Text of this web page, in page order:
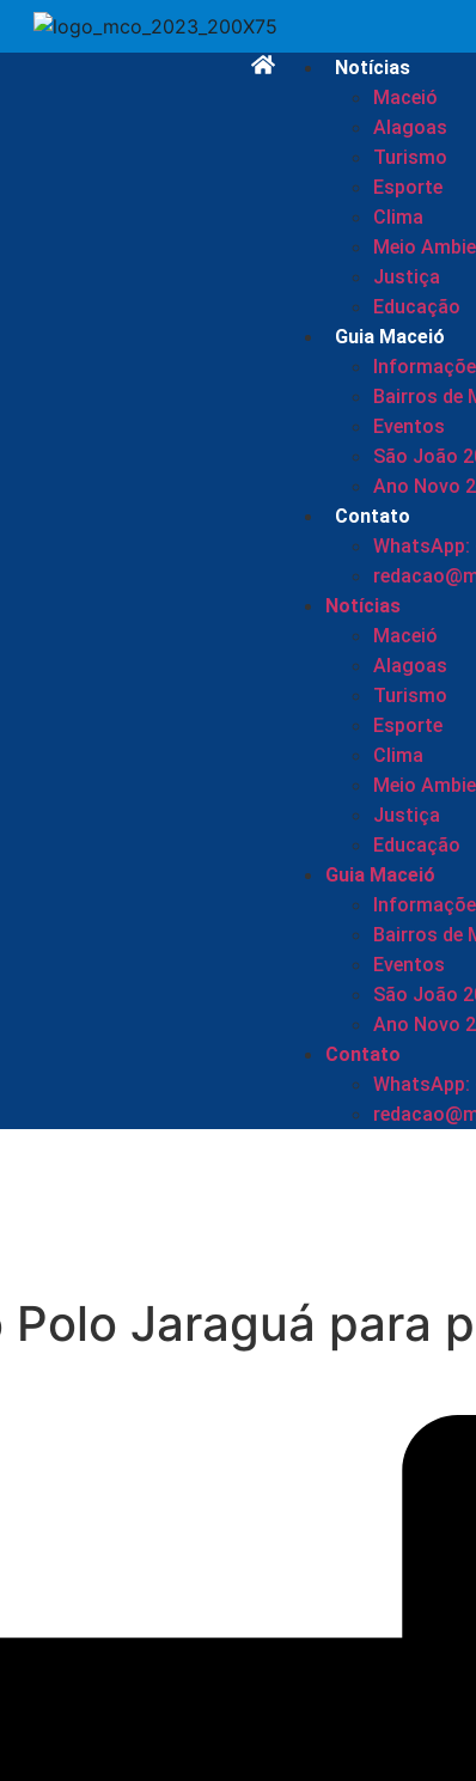
Notícias
Maceió
Alagoas
Turismo
Esporte
Clima
Meio
Justiça
Educação
Guia Maceió
Bairros de
Eventos
São João
Ano Novo
Contato
WhatsApp:
Notícias
Maceió
Alagoas
Turismo
Esporte
Clima
Meio
Justiça
Educação
Guia Maceió
Bairros de
Eventos
São João
Ano Novo
Contato
WhatsApp:
Jaraguá para